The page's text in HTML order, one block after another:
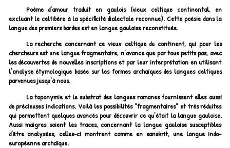
Poème d'amour traduit en gaulois (vieux celtique continental, en
excluant le celtibère à la spécificité dialectale reconnue). Cette poésie dans la
langue des premiers bardes est en langue gauloise reconstituée.
La recherche concernant ce vieux celtique du continent, qui pour les
chercheurs est une langue fragmentaire, n'avance que par tous petits pas, avec
les découvertes de nouvelles inscriptions et par leur interprétation en utilisant
l'analyse étymologique basée sur les formes archaïques des langues celtiques
parvenues jusqu'à nous.
La toponymie et le substrat des langues romanes fournissent elles aussi
de précieuses indications. Voilà les possibilités "fragmentaires" et très réduites
qui permettent quelques avancés pour découvrir ce qu'était la langue gauloise.
Aussi maigres soient les traces, concernant la langue gauloise susceptibles
d'être analysées, celles-ci montrent comme en sanskrit, une langue indo-
européenne archaïque.